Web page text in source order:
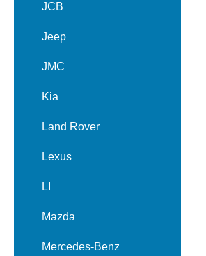
JCB
Jeep
JMC
Kia
Land Rover
Lexus
LI
Mazda
Mercedes-Benz